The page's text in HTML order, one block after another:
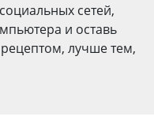
сетей,
и оставь
лучше тем,